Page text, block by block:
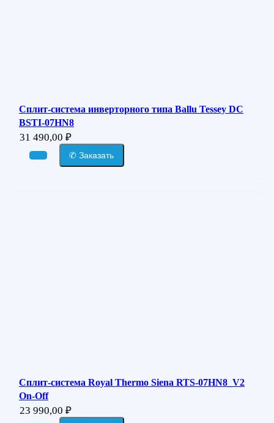
Сплит-система инверторного типа Ballu Tessey DC
BSTI-07HN8
31 490,00 ₽
✆ Заказать
Сплит-система Royal Thermo Siena RTS-07HN8_V2
On-Off
23 990,00 ₽